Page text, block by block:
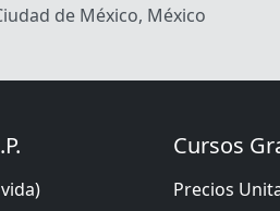
de México, México
Cursos
Precios